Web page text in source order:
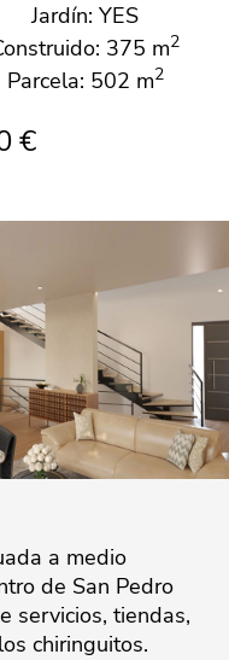
Jardín: YES
375 m2
Parcela: 502 m2
€
a medio
de San Pedro
servicios, tiendas,
chiringuitos.